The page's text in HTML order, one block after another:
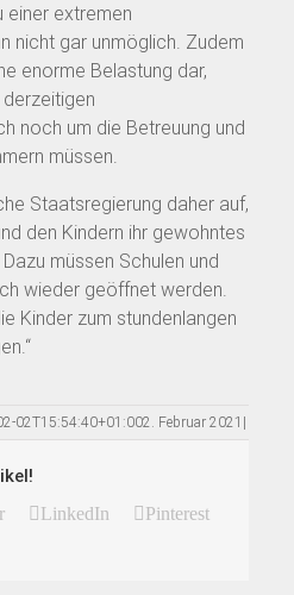
einer extremen
nicht gar unmöglich. Zudem
enorme Belastung dar,
noch um die Betreuung und
müssen.
Staatsregierung daher auf,
den Kindern ihr gewohntes
müssen Schulen und
wieder geöffnet werden.
Kinder zum stundenlangen
02T15:54:40+01:002. Februar 2021 |
LinkedIn
Pinterest